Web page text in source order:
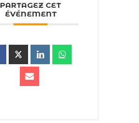
PARTAGEZ CET
ÉVÉNEMENT